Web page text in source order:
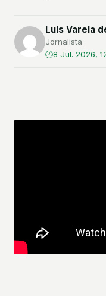
Luís Varela
Jornalista
8 Jul. 2026,